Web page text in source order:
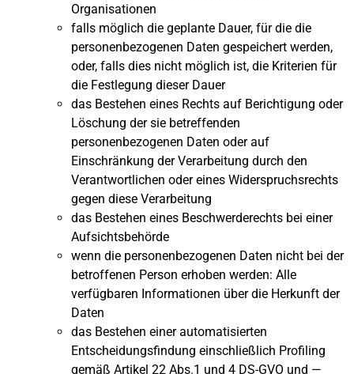
Organisationen
falls möglich die geplante Dauer, für die die
personenbezogenen Daten gespeichert werden,
oder, falls dies nicht möglich ist, die Kriterien für
die Festlegung dieser Dauer
das Bestehen eines Rechts auf Berichtigung oder
Löschung der sie betreffenden
personenbezogenen Daten oder auf
Einschränkung der Verarbeitung durch den
Verantwortlichen oder eines Widerspruchsrechts
gegen diese Verarbeitung
das Bestehen eines Beschwerderechts bei einer
Aufsichtsbehörde
wenn die personenbezogenen Daten nicht bei der
betroffenen Person erhoben werden: Alle
verfügbaren Informationen über die Herkunft der
Daten
das Bestehen einer automatisierten
Entscheidungsfindung einschließlich Profiling
gemäß Artikel 22 Abs.1 und 4 DS-GVO und —